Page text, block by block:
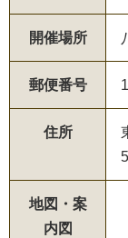
開催場所
郵便番号
住所
地図・案
内図